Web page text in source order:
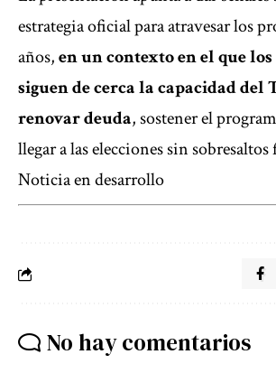
estrategia oficial para atravesar los
años,en un contexto en el que
siguen de cerca la capacidad del
renovar deuda, sostener el
llegar a las elecciones sin
Noticia en desarrollo
No hay comentarios